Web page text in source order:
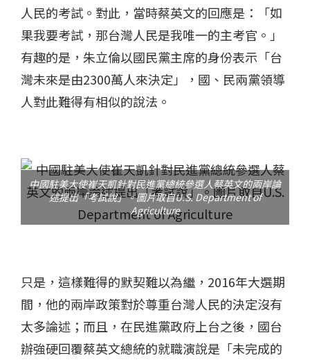
人民的考試。對此，當時蔡英文的回應是：「如
果我要考試，那台灣人民是我唯一的主考官。」
有趣的是，朱立倫以國民黨主席的身份表示「台
灣未來是由2300萬人來決定」，國、民兩黨領導
人對此難得有相似的說法。
中國駐美大使崔天凱針對民進黨總統參選人蔡英文的兩岸論
述提出「考試說」。圖片取自U.S. Department of
Agriculture
只是，這樣難得的默契難以為繼，2016年大選期
間，他的兩岸政策對於尊重台灣人民的決定沒有
太多論述；而且，在民進黨政府上台之後，國台
辦強硬回覆蔡英文總統的就職演說是「未完成的